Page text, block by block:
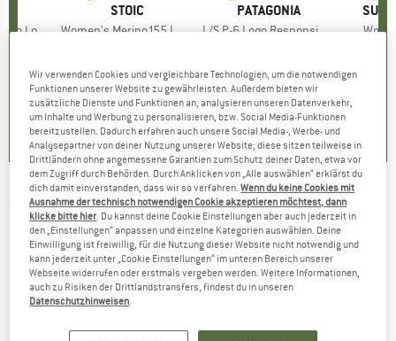
MTB L/S
)
MARKE
STOIC
Artikel
Women's Merino155 LaholmSt. L/S
4,0(1)
MARKE
PATAGONIA
Artikel
L/S P-6 Logo Responsibili-Tee
+1
4,6(47)
Artikel
PEAK PERFORMANCE -Original Small Logo
L/S - Longsleeve
(0)
Wir verwenden Cookies und vergleichbare Technologien, um die notwendigen
Funktionen unserer Website zu gewährleisten. Außerdem bieten wir
zusätzliche Dienste und Funktionen an, analysieren unseren Datenverkehr,
um Inhalte und Werbung zu personalisieren, bzw. Social Media-Funktionen
bereitzustellen. Dadurch erfahren auch unsere Social Media-, Werbe- und
Analysepartner von deiner Nutzung unserer Website; diese sitzen teilweise in
Drittländern ohne angemessene Garantien zum Schutz deiner Daten, etwa vor
dem Zugriff durch Behörden. Durch Anklicken von „Alle auswählen“ erklärst du
dich damit einverstanden, dass wir so verfahren.Wenn du keine Cookies mit
Ausnahme der technisch notwendigen Cookie akzeptieren möchtest, dann
klicke bitte hier. Du kannst deine Cookie Einstellungen aber auch jederzeit in
den „Einstellungen“ anpassen und einzelne Kategorien auswählen. Deine
Einwilligung ist freiwillig, für die Nutzung dieser Website nicht notwendig und
kann jederzeit unter „Cookie Einstellungen“ im unteren Bereich unserer
Webseite widerrufen oder erstmals vergeben werden. Weitere Informationen,
auch zu Risiken der Drittlandstransfers, findest du in unseren
Datenschutzhinweisen.